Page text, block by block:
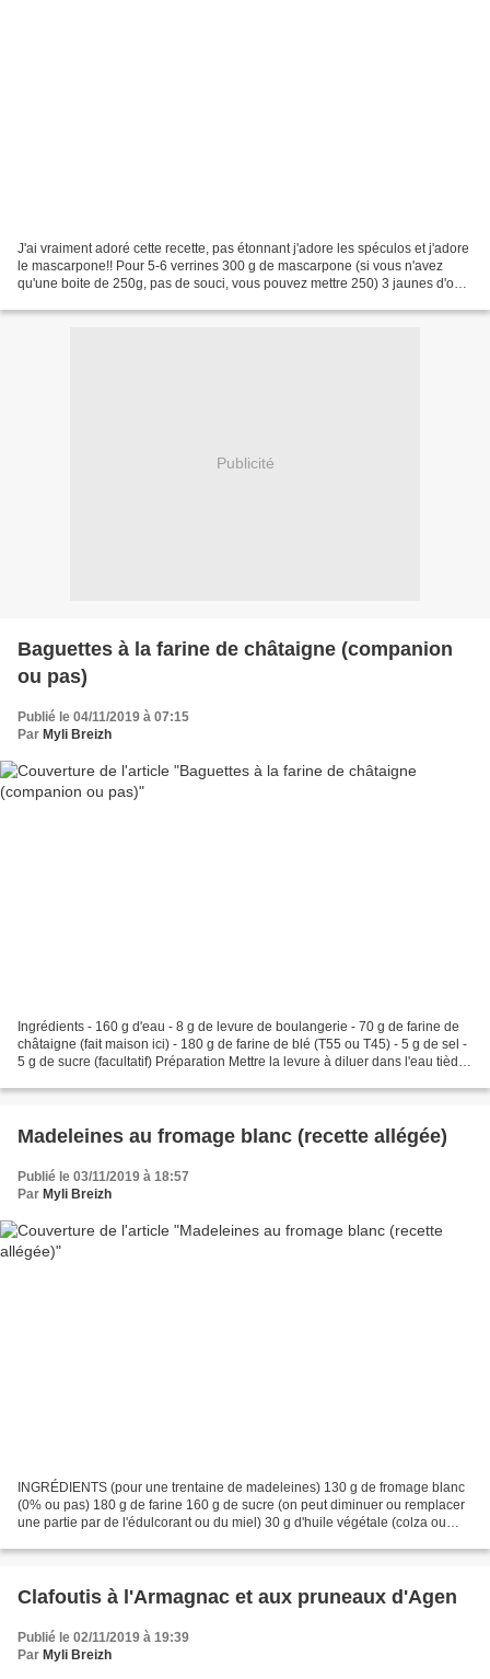
J'ai vraiment adoré cette recette, pas étonnant j'adore les spéculos et j'adore
le mascarpone!! Pour 5-6 verrines 300 g de mascarpone (si vous n'avez
qu'une boite de 250g, pas de souci, vous pouvez mettre 250) 3 jaunes d'oeuf
Publicité
Baguettes à la farine de châtaigne (companion
ou pas)
Publié le 04/11/2019 à 07:15
Par Myli Breizh
Ingrédients - 160 g d'eau - 8 g de levure de boulangerie - 70 g de farine de
châtaigne (fait maison ici) - 180 g de farine de blé (T55 ou T45) - 5 g de sel -
5 g de sucre (facultatif) Préparation Mettre la levure à diluer dans l'eau tiède
Madeleines au fromage blanc (recette allégée)
Publié le 03/11/2019 à 18:57
Par Myli Breizh
INGRÉDIENTS (pour une trentaine de madeleines) 130 g de fromage blanc
(0% ou pas) 180 g de farine 160 g de sucre (on peut diminuer ou remplacer
une partie par de l'édulcorant ou du miel) 30 g d'huile végétale (colza ou
Clafoutis à l'Armagnac et aux pruneaux d'Agen
Publié le 02/11/2019 à 19:39
Par Myli Breizh